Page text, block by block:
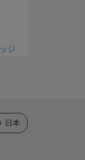
ジ
サイトの選択
日本